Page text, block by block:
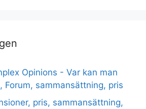
Opinions - Var kan man
Forum, sammansättning, pris
pris, sammansättning,